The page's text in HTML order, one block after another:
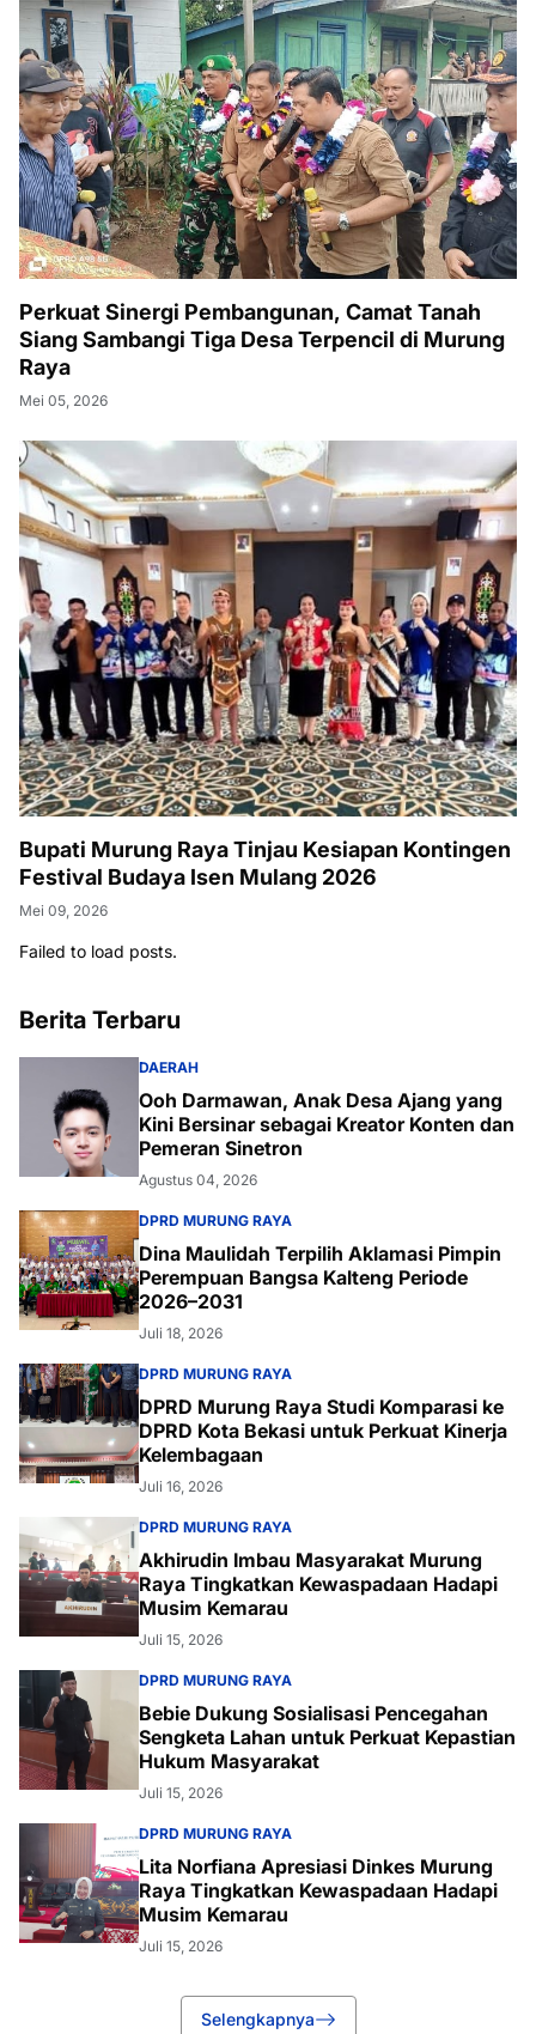
Perkuat Sinergi Pembangunan, Camat Tanah
Siang Sambangi Tiga Desa Terpencil di Murung
Raya
Mei 05, 2026
Bupati Murung Raya Tinjau Kesiapan Kontingen
Festival Budaya Isen Mulang 2026
Mei 09, 2026
Failed to load posts.
Berita Terbaru
DAERAH
Ooh Darmawan, Anak Desa Ajang yang
Kini Bersinar sebagai Kreator Konten dan
Pemeran Sinetron
Agustus 04, 2026
DPRD MURUNG RAYA
Dina Maulidah Terpilih Aklamasi Pimpin
Perempuan Bangsa Kalteng Periode
2026–2031
Juli 18, 2026
DPRD MURUNG RAYA
DPRD Murung Raya Studi Komparasi ke
DPRD Kota Bekasi untuk Perkuat Kinerja
Kelembagaan
Juli 16, 2026
DPRD MURUNG RAYA
Akhirudin Imbau Masyarakat Murung
Raya Tingkatkan Kewaspadaan Hadapi
Musim Kemarau
Juli 15, 2026
DPRD MURUNG RAYA
Bebie Dukung Sosialisasi Pencegahan
Sengketa Lahan untuk Perkuat Kepastian
Hukum Masyarakat
Juli 15, 2026
DPRD MURUNG RAYA
Lita Norfiana Apresiasi Dinkes Murung
Raya Tingkatkan Kewaspadaan Hadapi
Musim Kemarau
Juli 15, 2026
Selengkapnya